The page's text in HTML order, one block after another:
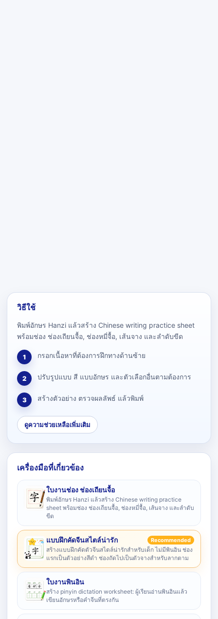
วิธีใช้
พิมพ์อักษร Hanzi แล้วสร้าง Chinese writing practice sheet
พร้อมช่อง ช่องเถียนจื้อ, ช่องหมี่จื้อ, เส้นจาง และลำดับขีด
1 กรอกเนื้อหาที่ต้องการฝึกทางด้านซ้าย
2 ปรับรูปแบบ สี แบบอักษร และตัวเลือกอื่นตามต้องการ
3 สร้างตัวอย่าง ตรวจผลลัพธ์ แล้วพิมพ์
ดูความช่วยเหลือเพิ่มเติม
เครื่องมือที่เกี่ยวข้อง
ใบงานช่อง ช่องเถียนจื้อ
พิมพ์อักษร Hanzi แล้วสร้าง Chinese writing practice
sheet พร้อมช่อง ช่องเถียนจื้อ, ช่องหมี่จื้อ, เส้นจาง และลำดับ
ขีด
แบบฝึกคัดจีนสไตล์น่ารัก Recommended
สร้างแบบฝึกคัดตัวจีนสไตล์น่ารักสำหรับเด็ก ไม่มีพินอิน ช่อง
แรกเป็นตัวอย่างสีดำ ช่องถัดไปเป็นตัวจางสำหรับลากตาม
ใบงานพินอิน
สร้าง pinyin dictation worksheet: ผู้เรียนอ่านพินอินแล้ว
เขียนอักษรหรือคำจีนที่ตรงกัน